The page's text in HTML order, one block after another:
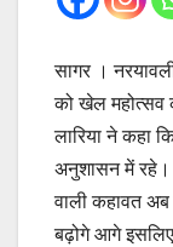
सागर ।
को खेल महोत्सव
लारिया ने
अनुशासन में रहे।
वाली कहावत
बढ़ोगे आगे